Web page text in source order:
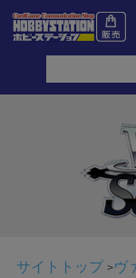
サイトトップ ヴ